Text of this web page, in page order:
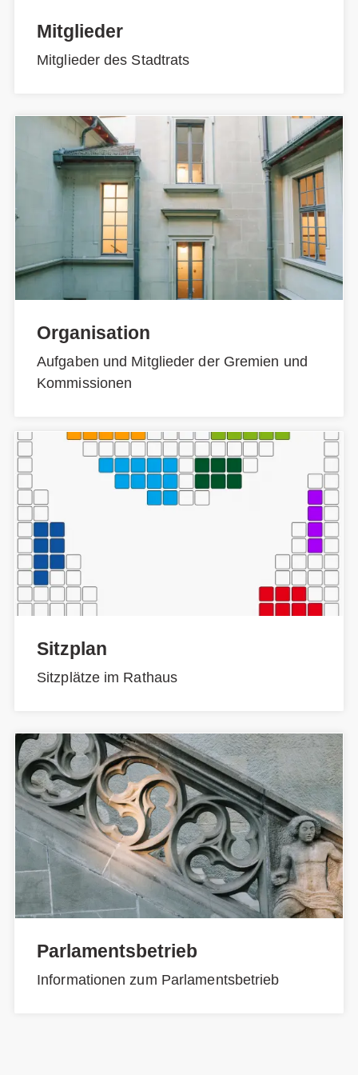
Mitglieder
Mitglieder des Stadtrats
Organisation
Aufgaben und Mitglieder der Gremien und
Kommissionen
Sitzplan
Sitzplätze im Rathaus
Parlamentsbetrieb
Informationen zum Parlamentsbetrieb